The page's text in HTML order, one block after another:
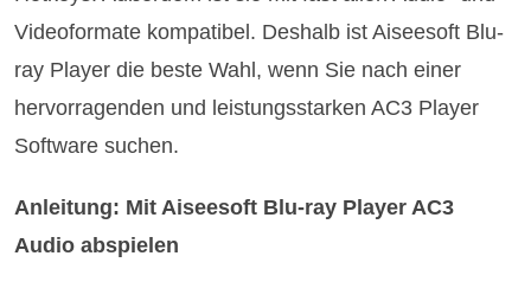
Videoformate kompatibel. Deshalb ist Aiseesoft Blu-
ray Player die beste Wahl, wenn Sie nach einer
hervorragenden und leistungsstarken AC3 Player
Software suchen.
Anleitung: Mit Aiseesoft Blu-ray Player AC3
Audio abspielen